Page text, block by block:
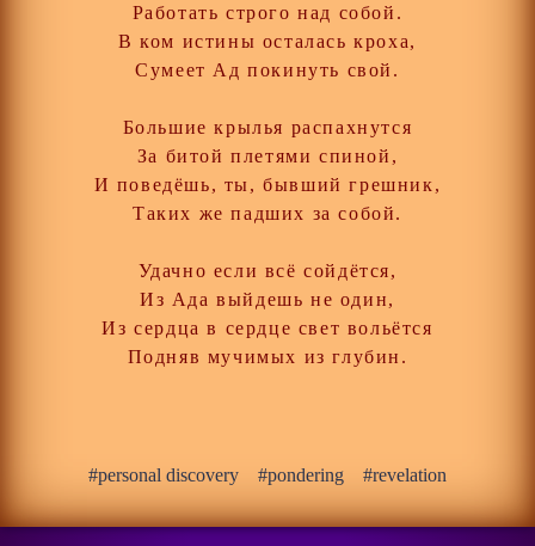
Работать строго над собой.
В ком истины осталась кроха,
Сумеет Ад покинуть свой.
Большие крылья распахнутся
За битой плетями спиной,
И поведёшь, ты, бывший грешник,
Таких же падших за собой.
Удачно если всё сойдётся,
Из Ада выйдешь не один,
Из сердца в сердце свет вольётся
Подняв мучимых из глубин.
personal discovery pondering revelation